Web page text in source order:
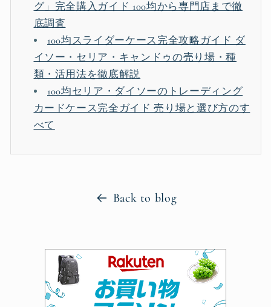
グ」完全購入ガイド 100均から専門店まで徹
底調査
100均スライダーケース完全攻略ガイド ダ
イソー・セリア・キャンドゥの売り場・種
類・活用法を徹底解説
100均セリア・ダイソーのトレーディング
カードケース完全ガイド 売り場と選び方のす
べて
Back to blog